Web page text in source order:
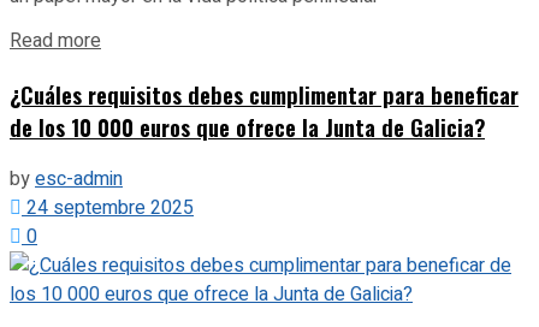
Read more
¿Cuáles requisitos debes cumplimentar para beneficar
de los 10 000 euros que ofrece la Junta de Galicia?
byesc-admin
24 septembre 2025
0